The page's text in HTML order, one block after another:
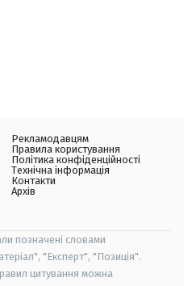
Рекламодавцям
Правила користування
Політика конфіденційності
Технічна інформація
Контакти
Архів
позначені словами
"Експерт", "Позиція".
цитування можна